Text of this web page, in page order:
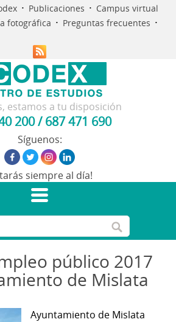
· Publicaciones · Campus virtual
fotográfica · Preguntas frecuentes ·
estamos a tu disposición
200/687 471 690
Síguenos:
siempre al día!
público 2017
de Mislata
Ayuntamiento de Mislata